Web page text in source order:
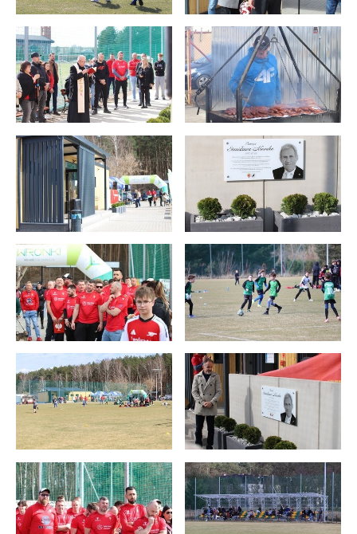
stronach podmiotów trzecich lub firm będących naszymi
partnerami oraz innych dostawców usług. Firmy te działają
w charakterze pośredników prezentujących nasze treści w
postaci wiadomości, ofert, komunikatów mediów
społecznościowych.